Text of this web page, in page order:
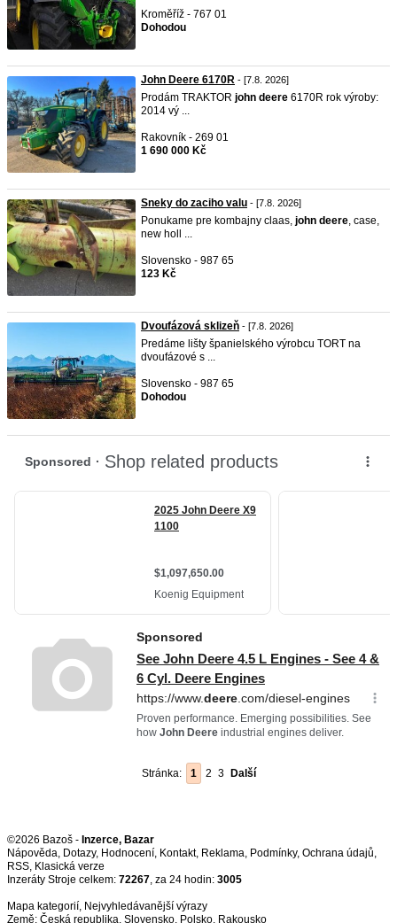
Kroměříž - 767 01
Dohodou
John Deere 6170R - [7.8. 2026]
Prodám TRAKTOR john deere 6170R rok výroby:
2014 vý ...
Rakovník - 269 01
1 690 000 Kč
Sneky do zaciho valu - [7.8. 2026]
Ponukame pre kombajny claas, john deere, case,
new holl ...
Slovensko - 987 65
123 Kč
Dvoufázová sklizeň - [7.8. 2026]
Predáme lišty španielského výrobcu TORT na
dvoufázové s ...
Slovensko - 987 65
Dohodou
Stránka: 1 2 3 Další
©2026 Bazoš - Inzerce, Bazar
Nápověda, Dotazy, Hodnocení, Kontakt, Reklama, Podmínky, Ochrana údajů,
RSS,
Inzeráty Stroje celkem: 72267, za 24 hodin: 3005
Mapa kategorií, Nejvyhledávanější výrazy
Země: Česká republika, Slovensko, Polsko, Rakousko